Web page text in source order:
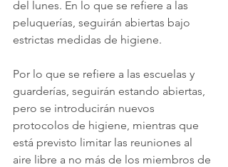
del lunes. En lo que se refiere a las
peluquerías, seguirán abiertas bajo
estrictas medidas de higiene.
Por lo que se refiere a las escuelas y
guarderías, seguirán estando abiertas,
pero se introducirán nuevos
protocolos de higiene, mientras que
está previsto limitar las reuniones al
aire libre a no más de los miembros de